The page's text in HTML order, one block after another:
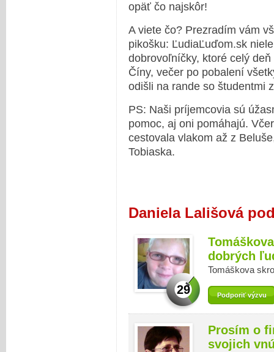
opäť čo najskôr!
A viete čo? Prezradím vám
pikošku: ĽudiaĽuďom.sk
dobrovoľníčky, ktoré celý
Číny, večer po pobalení
odišli na rande so študentmi
PS: Naši príjemcovia sú
pomoc, aj oni pomáhajú.
cestovala vlakom až z
Tobiaska.
Daniela Lališová
29
dobrých
Tomáškova
Podporiť výzvu
Prosím o
svojich